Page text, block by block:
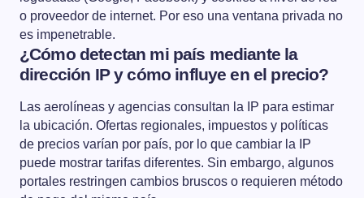
o proveedor de internet. Por eso una ventana privada no
es impenetrable.
¿Cómo detectan mi país mediante la
dirección IP y cómo influye en el precio?
Las aerolíneas y agencias consultan la IP para estimar
la ubicación. Ofertas regionales, impuestos y políticas
de precios varían por país, por lo que cambiar la IP
puede mostrar tarifas diferentes. Sin embargo, algunos
portales restringen cambios bruscos o requieren método